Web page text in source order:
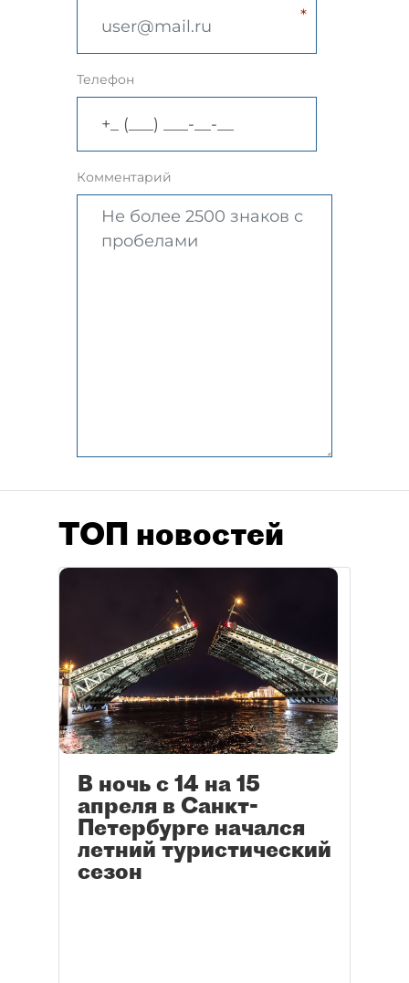
Телефон
Комментарий
ТОП новостей
В ночь с 14 на 15
апреля в Санкт-
Петербурге начался
летний туристический
сезон